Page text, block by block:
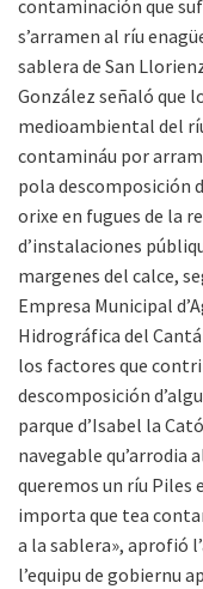
contaminación que
s’arramen al ríu
sablera de San
González señaló que
medioambiental del
contamináu por
pola descomposición
orixe en fugues de la
d’instalaciones
margenes del calce,
Empresa Municipal
Hidrográfica del
los factores que
descomposición
parque d’Isabel la
navegable qu’arrodia
queremos un ríu Piles
importa que tea
a la sablera», aprofió
l’equipu de gobiernu